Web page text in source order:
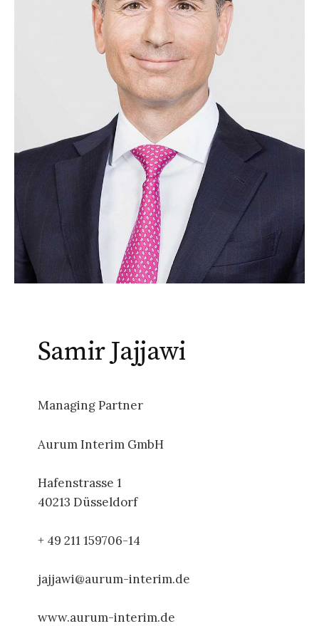
Samir Jajjawi
Managing Partner
Aurum Interim GmbH
Hafenstrasse 1
40213 Düsseldorf
+ 49 211 159706-14
jajjawi@aurum-interim.de
www.aurum-interim.de